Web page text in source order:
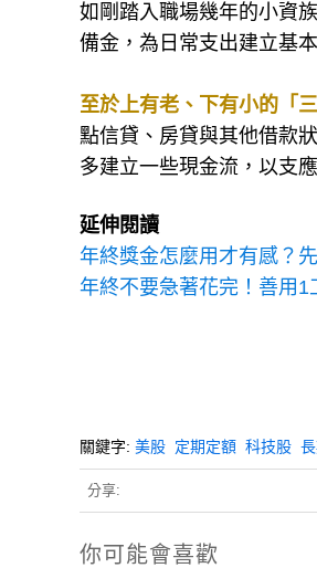
如剛踏入職場幾年的小資
備金，為日常支出建立基
至於上有老、下有小的「
點信貸、房貸與其他借款
多建立一些現金流，以支
延伸閱讀
年終獎金怎麼用才有感？
年終不要急著花完！善用
關鍵字: 美股 定期定額 科技股
分享:
你可能會喜歡